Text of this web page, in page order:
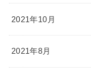
2021年10月
2021年8月